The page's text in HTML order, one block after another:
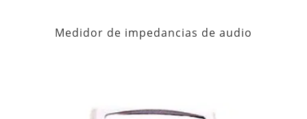
Medidor de impedancias de audio